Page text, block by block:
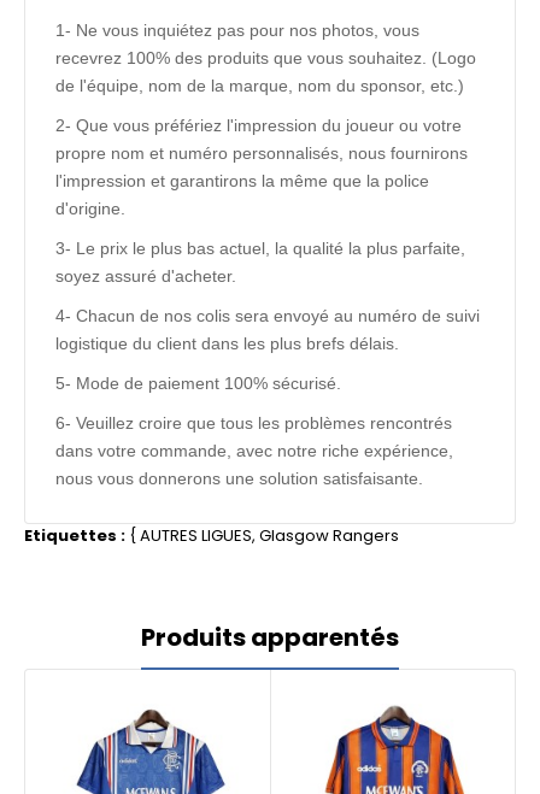
1- Ne vous inquiétez pas pour nos photos, vous
recevrez 100% des produits que vous souhaitez. (Logo
de l'équipe, nom de la marque, nom du sponsor, etc.)
2- Que vous préfériez l'impression du joueur ou votre
propre nom et numéro personnalisés, nous fournirons
l'impression et garantirons la même que la police
d'origine.
3- Le prix le plus bas actuel, la qualité la plus parfaite,
soyez assuré d'acheter.
4- Chacun de nos colis sera envoyé au numéro de suivi
logistique du client dans les plus brefs délais.
5- Mode de paiement 100% sécurisé.
6- Veuillez croire que tous les problèmes rencontrés
dans votre commande, avec notre riche expérience,
nous vous donnerons une solution satisfaisante.
Etiquettes : {AUTRES LIGUES, Glasgow Rangers
Produits apparentés